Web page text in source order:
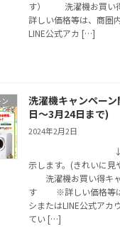
す） 洗濯機お買
詳しい価格等は、商圏
LINE公式アカ […]
洗濯機キャンペー
日～3月24日まで)
2024年2月2日
↓画像クリ
示します。(きれいに見
洗濯機お買い得キャ
す ※詳しい価格等は
シまたはLINE公式アカ
てい […]